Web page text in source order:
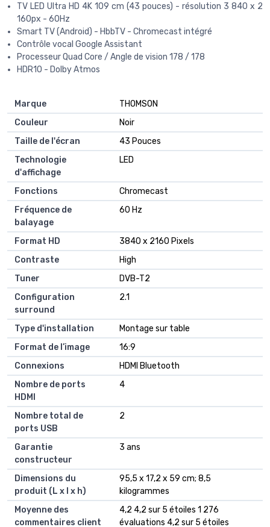
TV LED Ultra HD 4K 109 cm (43 pouces) - résolution 3 840 x 2
160px - 60Hz
Smart TV (Android) - HbbTV - Chromecast intégré
Contrôle vocal Google Assistant
Processeur Quad Core / Angle de vision 178 / 178
HDR10 - Dolby Atmos
Marque
‎THOMSON
Couleur
‎Noir
Taille de l'écran
‎43 Pouces
Technologie
d'affichage
‎LED
Fonctions
‎Chromecast
Fréquence de
balayage
‎60 Hz
Format HD
‎3840 x 2160 Pixels
Contraste
‎High
Tuner
‎DVB-T2
Configuration
surround
‎2.1
Type d'installation
‎Montage sur table
Format de l’image
‎16:9
Connexions
‎HDMI Bluetooth
Nombre de ports
HDMI
‎4
Nombre total de
ports USB
‎2
Garantie
constructeur
‎3 ans
Dimensions du
produit (L x l x h)
95,5 x 17,2 x 59 cm; 8,5
kilogrammes
Moyenne des
commentaires client
4,2 4,2 sur 5 étoiles 1 276
évaluations 4,2 sur 5 étoiles